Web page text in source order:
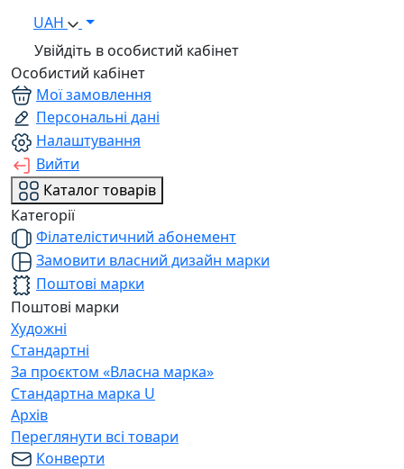
UAH
Увійдіть в особистий кабінет
Особистий кабінет
Мої замовлення
Персональні дані
Налаштування
Вийти
Каталог товарів
Категорії
Філателістичний абонемент
Замовити власний дизайн марки
Поштові марки
Поштові марки
Художні
Стандартні
За проєктом «Власна марка»
Стандартна марка U
Архів
Переглянути всі товари
Конверти